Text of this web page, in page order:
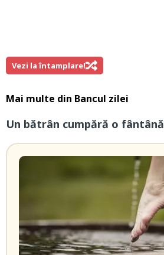
Vezi la întamplare!
Mai multe din Bancul zilei
Un bătrân cumpără o fântână